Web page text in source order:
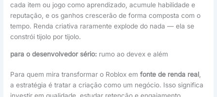
cada item ou jogo como aprendizado, acumule habilidade e
reputação, e os ganhos crescerão de forma composta com o
tempo. Renda criativa raramente explode do nada — ela se
constrói tijolo por tijolo.
para o desenvolvedor sério: rumo ao devex e além
Para quem mira transformar o Roblox emfonte de renda real,
a estratégia é tratar a criação como um negócio. Isso significa